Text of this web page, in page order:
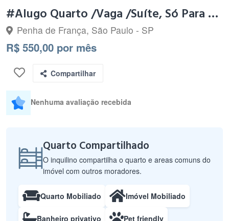
#Alugo Quarto /Vaga /Suíte, Só Para Moças Px.Metrô Penha!
Penha de França, São Paulo - SP
R$ 550,00 por mês
Compartilhar
Nenhuma avaliação recebida
Quarto Compartilhado
O inquilino compartilha o quarto e areas comuns do
imóvel com outros moradores.
Quarto Mobiliado Imóvel Mobiliado
Banheiro privativo Pet friendly